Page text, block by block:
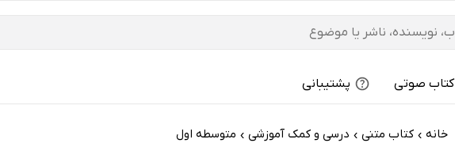
کتاب صوتی پشتیبانی
خانه › کتاب‌ متنی › درسی و کمک آموزشی › متوسطه اول